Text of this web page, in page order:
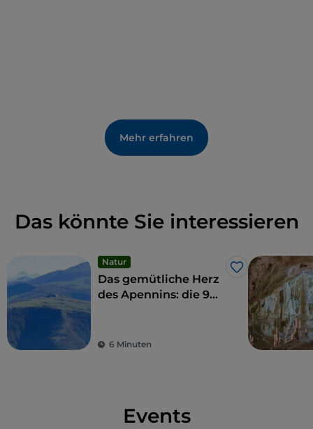
Mehr erfahren
Das könnte Sie interessieren
Natur
Like
Das gemütliche Herz
des Apennins: die 9
6 Minuten
Events